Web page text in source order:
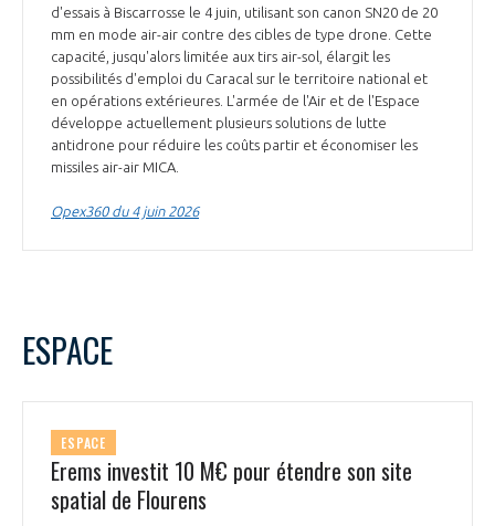
d'essais à Biscarrosse le 4 juin, utilisant son canon SN20 de 20
mm en mode air-air contre des cibles de type drone. Cette
capacité, jusqu'alors limitée aux tirs air-sol, élargit les
possibilités d'emploi du Caracal sur le territoire national et
en opérations extérieures. L'armée de l'Air et de l'Espace
développe actuellement plusieurs solutions de lutte
antidrone pour réduire les coûts partir et économiser les
missiles air-air MICA.
Opex360 du 4 juin 2026
ESPACE
ESPACE
Erems investit 10 M€ pour étendre son site
spatial de Flourens